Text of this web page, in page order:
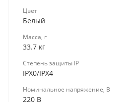
Цвет
Белый
Масса, г
33.7 кг
Степень защиты IP
IPX0/IPX4
Номинальное напряжение, В
220 В